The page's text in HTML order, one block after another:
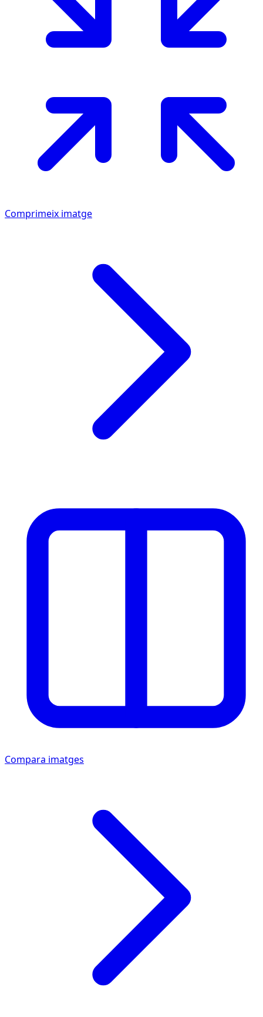
Comprimeix imatge
Compara imatges